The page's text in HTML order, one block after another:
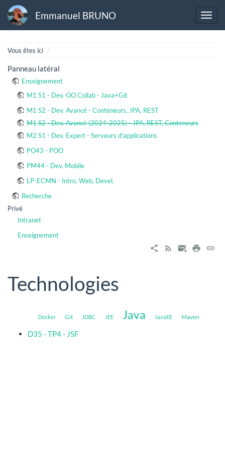
Emmanuel BRUNO
Vous êtes ici
Panneau latéral
Enseignement
M1 S1 - Dev. OO Collab - Java+Git
M1 S2 - Dev. Avancé - Conteneurs, JPA, REST
M1 S2 - Dev. Avancé (2024-2025) - JPA, REST, Conteneurs
M2 S1 - Dev. Expert - Serveurs d'applications
PO43 - POO
PM44 - Dev. Mobile
LP-ECMN - Intro. Web. Devel.
Recherche
Privé
Intranet
Enseignement
Technologies
Docker Git JDBC JEE Java JavaEE Maven
D35 - TP4 - JSF